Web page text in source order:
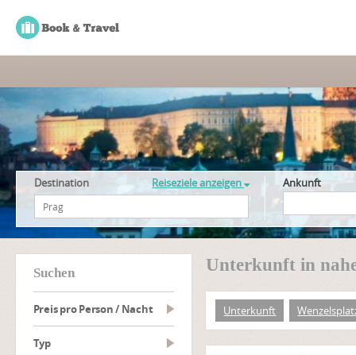
Destination Reiseziele anzeigen Ankunft
suchen
Preis pro Person / Nacht
Typ
Unterkunft in
Unterkunft